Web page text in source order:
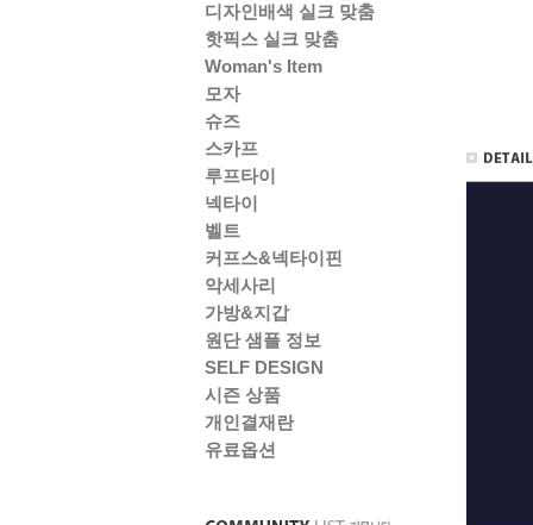
디자인배색 실크 맞춤
핫픽스 실크 맞춤
Woman's Item
모자
슈즈
스카프
루프타이
넥타이
벨트
커프스&넥타이핀
악세사리
가방&지갑
원단 샘플 정보
SELF DESIGN
시즌 상품
개인결재란
유료옵션